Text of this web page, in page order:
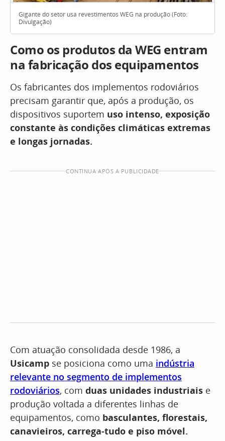
Gigante do setor usa revestimentos WEG na produção (Foto:
Divulgação)
Como os produtos da WEG entram
na fabricação dos equipamentos
Os fabricantes dos implementos rodoviários
precisam garantir que, após a produção, os
dispositivos suportem uso intenso, exposição
constante às condições climáticas extremas
e longas jornadas.
CONTINUA APÓS A PUBLICIDADE
Com atuação consolidada desde 1986, a
Usicamp se posiciona como uma indústria
relevante no segmento de implementos
rodoviários, com duas unidades industriais e
produção voltada a diferentes linhas de
equipamentos, como basculantes, florestais,
canavieiros, carrega-tudo e piso móvel.